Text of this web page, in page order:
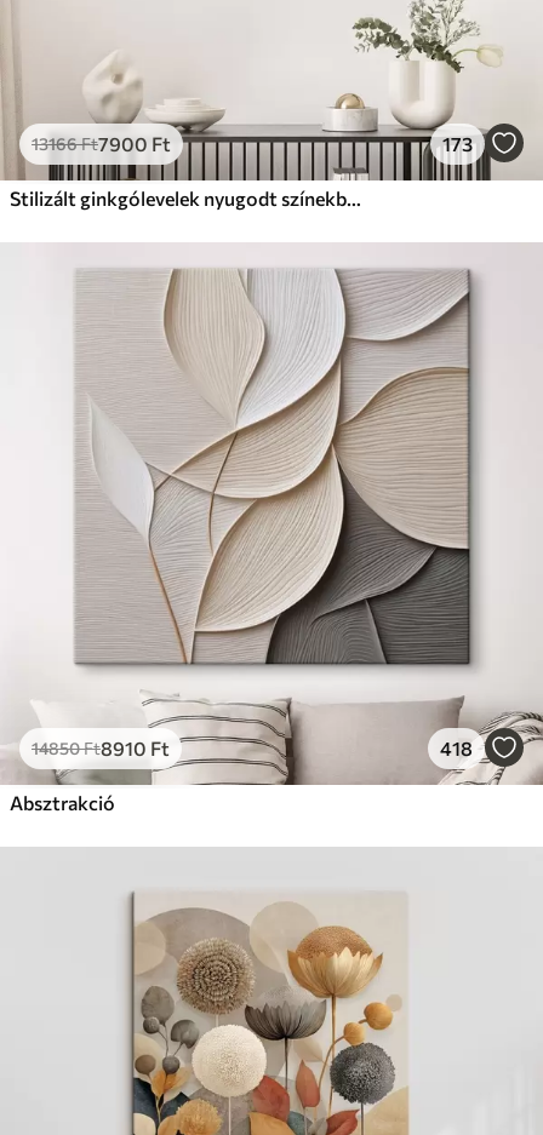
Eco-Prémium
Tól12405Ft
✓Élénk, gazdag színek
✓Fakulásálló
Környezetbarát anyag
13166Ft7900 Ft 173
Stilizált ginkgólevelek nyugodt színekben
14850Ft8910 Ft 418
Absztrakció